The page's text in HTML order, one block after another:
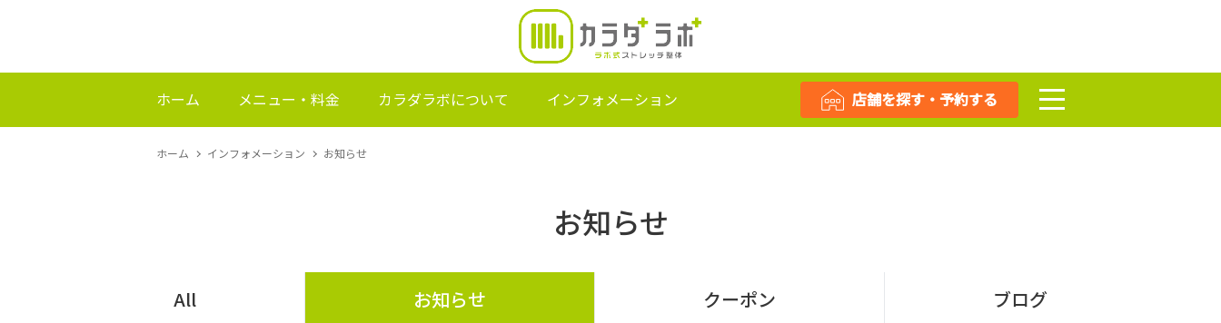
ホーム メニュー・料金 カラダラボについて インフォメーション 店舗を探す・予約する
ホーム インフォメーション お知らせ
お知らせ
All お知らせ クーポン ブログ